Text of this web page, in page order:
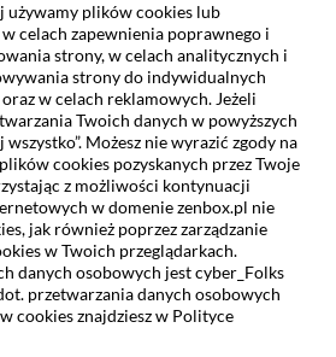
plików cookies lub
celach zapewnienia poprawnego i
strony, w celach analitycznych i
strony do indywidualnych
w celach reklamowych. Jeżeli
Twoich danych w powyższych
Możesz nie wyrazić zgody na
cookies pozyskanych przez Twoje
z możliwości kontynuacji
w domenie zenbox.pl nie
jak również poprzez zarządzanie
w Twoich przeglądarkach.
danych osobowych jest cyber_Folks
przetwarzania danych osobowych
cookies znajdziesz w Polityce
49zł
za pierwszy rok
www